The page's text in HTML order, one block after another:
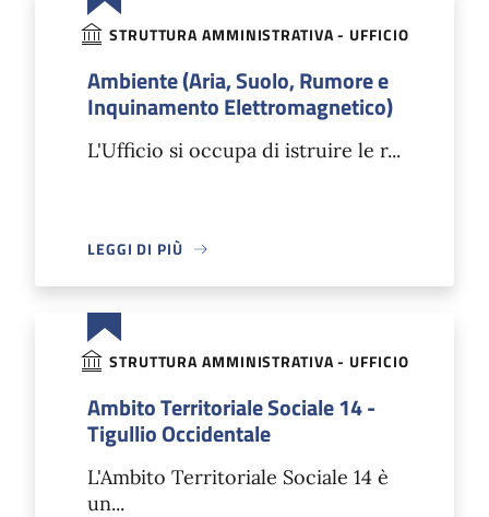
STRUTTURA AMMINISTRATIVA - UFFICIO
Ambiente (Aria, Suolo, Rumore e
Inquinamento Elettromagnetico)
L'Ufficio si occupa di istruire le r...
LEGGI DI PIÙ
STRUTTURA AMMINISTRATIVA - UFFICIO
Ambito Territoriale Sociale 14 -
Tigullio Occidentale
L'Ambito Territoriale Sociale 14 è
un...